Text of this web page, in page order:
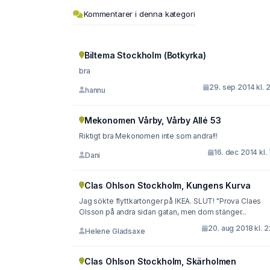
Kommentarer i denna kategori
Biltema Stockholm (Botkyrka)
bra
hannu 29. sep 2014 kl.
Mekonomen Vårby, Vårby Allé 53
Riktigt bra Mekonomen inte som andra!!!
Dani 16. dec 2014 kl.
Clas Ohlson Stockholm, Kungens Kurva
Jag sökte flyttkartonger på IKEA. SLUT! "Prova Claes
Olsson på andra sidan gatan, men dom stänger...
Helene Gladsaxe 20. aug 2018 kl.
Clas Ohlson Stockholm, Skärholmen